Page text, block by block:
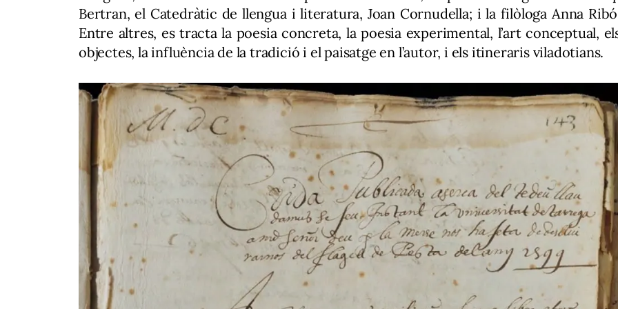
Bertran, el Catedràtic de llengua i literatura, Joan Cornudella; i la filòloga Anna
Entre altres, es tracta la poesia concreta, la poesia experimental, l’art conceptual,
objectes, la influència de la tradició i el paisatge en l’autor, i els itineraris viladotians.